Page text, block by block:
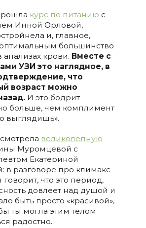
курс по питанию с
Инной Орловой,
и, главное,
большинство
анализах крови. Вместе с
УЗИ это наглядное, в
что
возраст можно
И это бодрит
больше, чем комплимент
выглядишь».
великолепную
Муромцевой с
Екатериной
в разговоре про климакс
говорит, что это период,
довлеет над душой и
быть просто «красивой»,
ты могла этим телом
радостно.